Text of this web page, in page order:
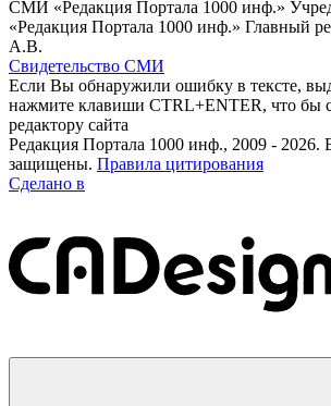
СМИ «Редакция Портала 1000 инф.»
«Редакция Портала 1000 инф.» Главный
А.В.
Свидетельство СМИ
Если Вы обнаружили ошибку в тексте,
нажмите клавиши CTRL+ENTER, что бы
редактору сайта
Редакция Портала 1000 инф., 2009 - 2026.
защищены. Правила цитирования
Сделано в